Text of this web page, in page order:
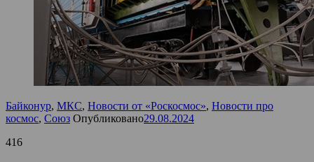
Байконур, МКС, Новости от «Роскосмос», Новости про
космос, Союз Опубликовано29.08.2024
416